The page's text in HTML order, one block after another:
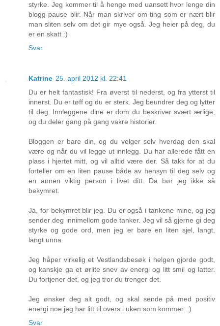
styrke. Jeg kommer til å henge med uansett hvor lenge din
blogg pause blir. Når man skriver om ting som er nært blir
man sliten selv om det gir mye også. Jeg heier på deg, du
er en skatt :)
Svar
Katrine 25. april 2012 kl. 22:41
Du er helt fantastisk! Fra øverst til nederst, og fra ytterst til
innerst. Du er tøff og du er sterk. Jeg beundrer deg og lytter
til deg. Innleggene dine er dom du beskriver svært ærlige,
og du deler gang på gang vakre historier.
Bloggen er bare din, og du velger selv hverdag den skal
være og når du vil legge ut innlegg. Du har allerede fått en
plass i hjertet mitt, og vil alltid være der. Så takk for at du
forteller om en liten pause både av hensyn til deg selv og
en annen viktig person i livet ditt. Da bør jeg ikke så
bekymret.
Ja, for bekymret blir jeg. Du er også i tankene mine, og jeg
sender deg innimellom gode tanker. Jeg vil så gjerne gi deg
styrke og gode ord, men jeg er bare en liten sjel, langt,
langt unna.
Jeg håper virkelig et Vestlandsbesøk i helgen gjorde godt,
og kanskje ga et ørlite snev av energi og litt smil og latter.
Du fortjener det, og jeg tror du trenger det.
Jeg ønsker deg alt godt, og skal sende på med positiv
energi noe jeg har litt til overs i uken som kommer. :)
Svar